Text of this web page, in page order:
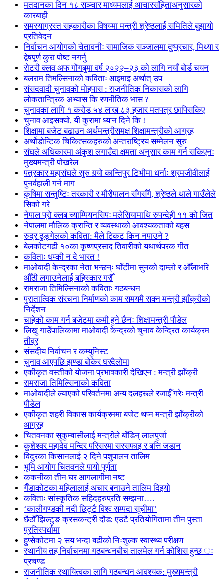
मतदानका दिन १८ सञ्चार माध्यमलाई आचारसंहिताअनुसारको
कारबाही
समस्याग्रस्त सहकारीका विषयमा मन्त्री श्रेष्ठलाई समितिले बुझायो
प्रतिवेदन
निर्वाचन आयोगको चेतावनीः सामाजिक सञ्जालमा दुष्प्रचार, मिथ्या र
द्वेषपूर्ण कुरा पोष्ट नगर्नु
रोटरी क्लव अफ गोंगबुमा वर्ष २०२२–२३ को लागि नयाँ बोर्ड चयन
बलराम तिमल्सिनाको कविताः आइमाइ अर्थात् उप
संसदवादी चुनावको मोहपास : राजनीतिक निकासको लागि
लोकतान्त्रिक अभ्यास कि रणनीतिक भास ?
चुनावका लागि १ करोड ५४ लाख ८३ हजार मतपत्र छापिसकिए
चुनाव आइसक्यो, यी कुरामा ध्यान दिने कि !
शिक्षामा बजेट बढाउन अर्थमन्त्रीसमक्ष शिक्षामन्त्रीको आग्रह
अर्थोडोन्टिक चिकित्सकहरुको अन्तराष्ट्रिय सम्मेलन सुरु
संघले अधिकारमा अंकुश लगाउँदा क्षमता अनुसार काम गर्न सकिएनः
मुख्यमन्त्री पोखरेल
पत्रकार महासंघले सुरु गर्‍यो कान्तिपुर टिभीमा धर्नाः श्रमजीवीलाई
पुनर्वहाली गर्न माग
कृषिमा सन्तुष्टिः तरकारी र मौरीपालन सँगसँगै, श्रेष्ठले थाले गाउँलेले
सिको गरे
नेपाल प्रो क्लब च्याम्पियनसिपः मलेसियामाथि रुपन्देही ११ को जित
नेपालमा मौलिक क्रान्ति र व्यवस्थाको आवश्यकताको बहस
रुद्र ढुङ्गेलको कविता: मैले टिकट किन नपाउने ?
बेलकोटगढी १०का कृष्णप्रसाद तिवारीको यथार्थपरक गीत
कविताः धम्की न दे भारत !
माओवादी केन्द्रका नेता भन्छन्ः घाँटीमा सुनको दाम्लो र औँलाभरि
औँठी लगाउनेलाई बहिस्कार गरौँ
रामराजा तिमिल्सिनाको कविताः गठबन्धन
पुरातात्विक संरचना निर्माणको काम समयमै सक्न मन्त्री झाँक्रीको
निर्देशन
चाहेको काम गर्न बजेटमा कमी हुने छैनः शिक्षामन्त्री पौडेल
लिखु गाउँपालिकामा माओवादी केन्द्रको चुनाव केन्द्रित कार्यक्रम
तीव्र
संसदीय निर्वाचन र कम्युनिस्ट
चुनाव आएपछि झण्डा बोकेर घरदैलोमा
एकीकृत वस्तीको योजना प्रभावकारी देखिएन : मन्त्री झाँक्री
रामराजा तिमिल्सिनाको कविता
माओवादीले ल्याएको परिवर्तनमा अन्य दलहरूले रजाईँ गरेः मन्त्री
पौडेल
एकीकृत शहरी विकास कार्यक्रममा बजेट थप्न मन्त्री झाँक्रीको
आग्रह
चितवनका सुकुम्बासीलाई मन्त्रीले बाँडिन् लालपुर्जा
कुशेश्वर महादेव मन्दिर परिसरमा सरसफाइ र बत्ति जडान
विदुरका किसानलाई २ दिने पशुपालन तालिम
भूमि आयोग चितवनले पायो पूर्णता
ककनीका तीन घर आगलागीमा नष्ट
गैँडाकोटका महिलालाई अचार बनाउने तालिम दिइयो
कविताः सांस्कृतिक सहिदहरुप्रति सम्झना….
‘कालीगण्डकी नदी छिट्टै विश्व सम्पदा सूचीमा’
छैठौँ झिल्टुङ क्रसकन्ट्री दौड: एउटै प्रतियोगितामा तीन पुस्ता
प्रतिस्पर्धामा
हुप्सेकोटमा २ सय भन्दा बढीको निःशुल्क स्वास्थ्य परीक्षण
स्थानीय तह निर्वाचनमा गठबन्धनबीच तालमेल गर्न कोशिस हुन्छ ः
प्रचण्ड
राजनीतिक स्थायित्वका लागि गठबन्धन आवश्यक: मुख्यमन्त्री